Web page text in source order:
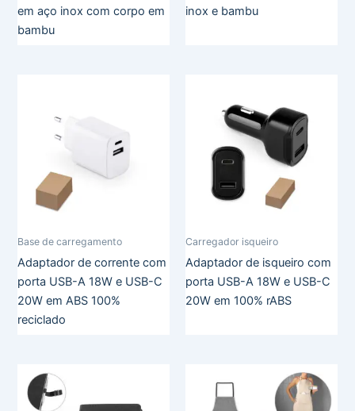
em aço inox com corpo em
bambu
inox e bambu
Base de carregamento
Adaptador de corrente com
porta USB-A 18W e USB-C
20W em ABS 100%
reciclado
Carregador isqueiro
Adaptador de isqueiro com
porta USB-A 18W e USB-C
20W em 100% rABS